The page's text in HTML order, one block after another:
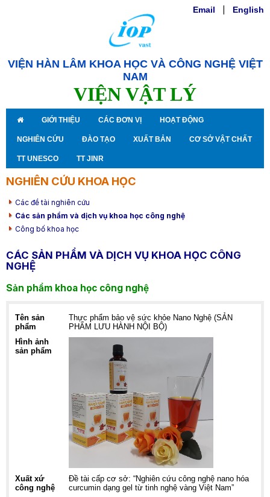
VIỆN HÀN LÂM KHOA HỌC VÀ CÔNG NGHỆ VIỆT
NAM
VIỆN VẬT LÝ
Email English
GIỚI THIỆU CÁC ĐƠN VỊ HOẠT ĐỘNG
NGHIÊN CỨU ĐÀO TẠO XUẤT BẢN CƠ SỞ VẬT CHẤT
TT UNESCO TT JINR
NGHIÊN CỨU KHOA HỌC
Các đề tài nghiên cứu
Các sản phẩm và dịch vụ khoa học công nghệ
Công bố khoa học
CÁC SẢN PHẨM VÀ DỊCH VỤ KHOA HỌC CÔNG
NGHỆ
Sản phẩm khoa học công nghệ
Tên sản
phẩm
Thực phẩm bảo vệ sức khỏe Nano Nghệ (SẢN
PHẨM LƯU HÀNH NỘI BỘ)
Hình ảnh
sản phẩm
Xuất xứ
công nghệ
Đề tài cấp cơ sở: “Nghiên cứu công nghệ nano hóa
curcumin dạng gel từ tinh nghệ vàng Việt Nam”